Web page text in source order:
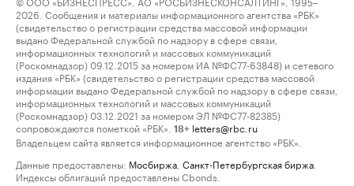
2026. Сообщения и материалы информационного агентства «РБК»
(свидетельство о регистрации средства массовой информации
выдано Федеральной службой по надзору в сфере связи,
информационных технологий и массовых коммуникаций
(Роскомнадзор) 09.12.2015 за номером ИА №ФС77-63848) и сетевого
издания «РБК» (свидетельство о регистрации средства массовой
информации выдано Федеральной службой по надзору в сфере связи,
информационных технологий и массовых коммуникаций
(Роскомнадзор) 03.12.2021 за номером ЭЛ №ФС77-82385)
сопровождаются пометкой «РБК».
18+ letters@rbc.ru
Владельцем сайта является информационное агентство «РБК».
Данные предоставлены: Мосбиржа Санкт-Петербургская биржа
Индексы облигаций предоставлены Cbonds.